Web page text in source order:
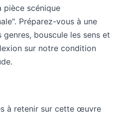
pièce scénique
Préparez-vous à une
bouscule les sens et
sur notre condition
à retenir sur cette œuvre